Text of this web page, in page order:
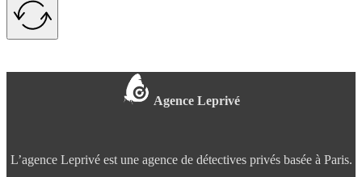
Agence Leprivé
L’agence Leprivé est une agence de détectives privés basée à Paris.